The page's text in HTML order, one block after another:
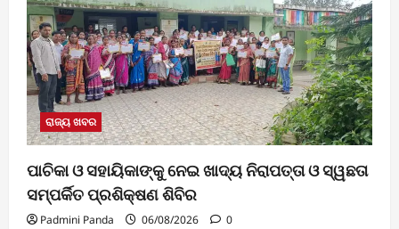
ରାଜ୍ୟ ଖବର
ପାଚିକା ଓ ସହାୟିକାଙ୍କୁ ନେଇ ଖାଦ୍ୟ ନିରାପତ୍ତା ଓ ସ୍ୱଛତା
ସମ୍ପର୍କିତ ପ୍ରଶିକ୍ଷଣ ଶିବିର
Padmini Panda 06/08/2026 0